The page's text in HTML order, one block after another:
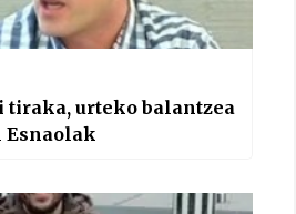
tiraka, urteko balantzea
Esnaolak